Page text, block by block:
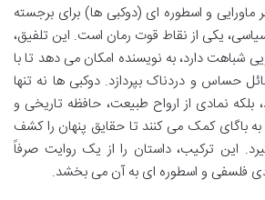
ماورایی و اسطوره ای (دوکبی ها) برای برجسته
یکی از نقاط قوت رمان است. این تلفیق،
شباهت دارد، به نویسنده امکان می دهد تا با
حساس و دردناک بپردازد. دوکبی ها نه تنها
بلکه نمادی از ارواح طبیعت، حافظه تاریخی و
باگای کمک می کنند تا حقایق پنهان را کشف
این ترکیب، داستان را از یک روایت صرفاً
فلسفی و اسطوره ای به آن می بخشد.